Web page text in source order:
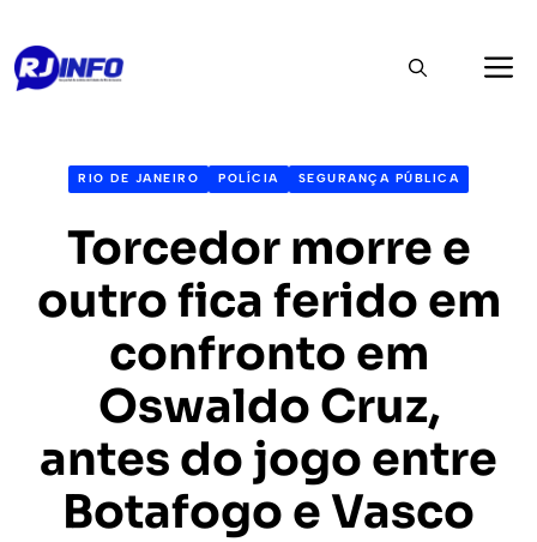
Pular
para
RIO DE JANEIRO POLÍCIA SEGURANÇA PÚBLICA
Torcedor morre e
outro fica ferido em
confronto em
Oswaldo Cruz,
antes do jogo entre
Botafogo e Vasco